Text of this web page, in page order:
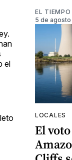
el
EL
5 de
LOCALES
El